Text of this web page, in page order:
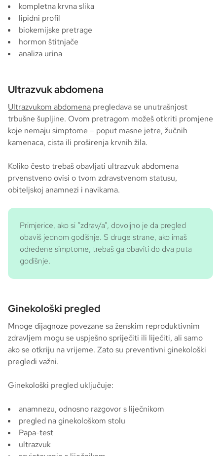
kompletna krvna slika
lipidni profil
biokemijske pretrage
hormon štitnjače
analiza urina
Ultrazvuk abdomena
Ultrazvukom abdomena pregledava se unutrašnjost
trbušne šupljine. Ovom pretragom možeš otkriti promjene
koje nemaju simptome – poput masne jetre, žučnih
kamenaca, cista ili proširenja krvnih žila.
Koliko često trebaš obavljati ultrazvuk abdomena
prvenstveno ovisi o tvom zdravstvenom statusu,
obiteljskoj anamnezi i navikama.
Primjerice, ako si “zdrav/a”, dovoljno je da pregled
obaviš jednom godišnje. S druge strane, ako imaš
određene simptome, trebaš ga obaviti do dva puta
godišnje.
Ginekološki pregled
Mnoge dijagnoze povezane sa ženskim reproduktivnim
zdravljem mogu se uspješno spriječiti ili liječiti, ali samo
ako se otkriju na vrijeme. Zato su preventivni ginekološki
pregledi važni.
Ginekološki pregled uključuje:
anamnezu, odnosno razgovor s liječnikom
pregled na ginekološkom stolu
Papa-test
ultrazvuk